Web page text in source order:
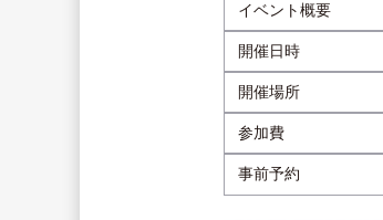
イベント概要
開催日時
開催場所
参加費
事前予約